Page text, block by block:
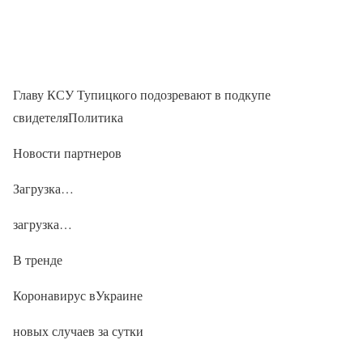
Главу КСУ Тупицкого подозревают в подкупе
свидетеляПолитика
Новости партнеров
Загрузка…
загрузка…
В тренде
Коронавирус вУкраине
новых случаев за сутки